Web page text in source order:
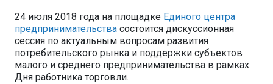
24 июля 2018 года на площадке Единого центра
предпринимательства состоится дискуссионная
сессия по актуальным вопросам развития
потребительского рынка и поддержки субъектов
малого и среднего предпринимательства в рамках
Дня работника торговли.